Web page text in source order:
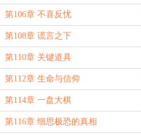
第106章 不喜反忧
第108章 谎言之下
第110章 关键道具
第112章 生命与信仰
第114章 一盘大棋
第116章 细思极恐的真相